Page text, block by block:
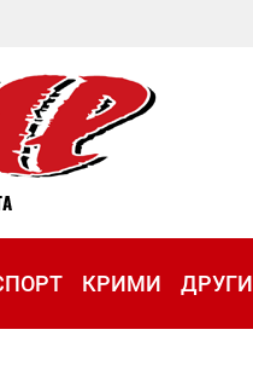
КРИМИ ДРУГИ